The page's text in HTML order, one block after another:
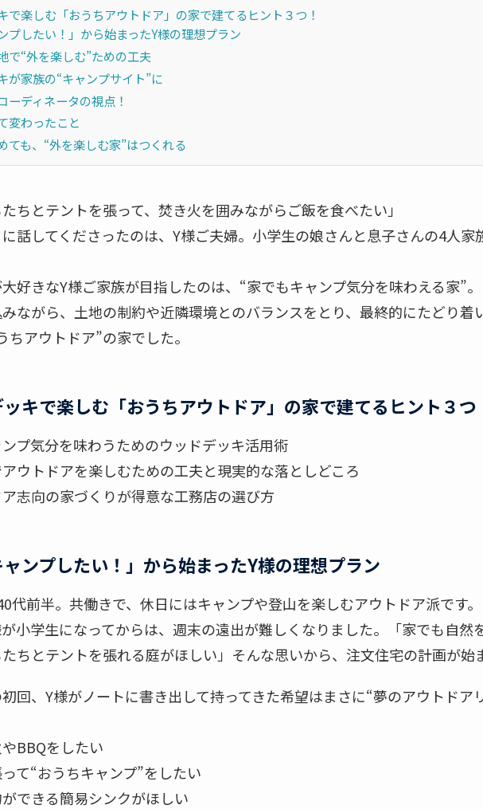
で楽しむ「おうちアウトドア」の家で建てるヒント３つ！
プしたい！」から始まったY様の理想プラン
で“外を楽しむ”ための工夫
が家族の“キャンプサイト”に
ーディネータの視点！
変わったこと
ても、“外を楽しむ家”はつくれる
たちとテントを張って、焚き火を囲みながらご飯を食べたい」
話してくださったのは、Y様ご夫婦。小学生の娘さんと息子さんの4人家
好きなY様ご家族が目指したのは、“家でもキャンプ気分を味わえる家”。
ながら、土地の制約や近隣環境とのバランスをとり、最終的にたどり着
ちアウトドア”の家でした。
キで楽しむ「おうちアウトドア」の家で建てるヒント３つ
プ気分を味わうためのウッドデッキ活用術
ウトドアを楽しむための工夫と現実的な落としどころ
志向の家づくりが得意な工務店の選び方
ャンプしたい！」から始まったY様の理想プラン
代前半。共働きで、休日にはキャンプや登山を楽しむアウトドア派です。
小学生になってからは、週末の遠出が難しくなりました。「家でも自然
ちとテントを張れる庭がほしい」そんな思いから、注文住宅の計画が始
回、Y様がノートに書き出して持ってきた希望はまさに“夢のアウトドア
BBQをしたい
て“おうちキャンプ”をしたい
ができる簡易シンクがほしい